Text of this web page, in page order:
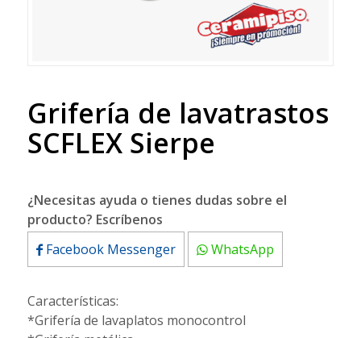
Grifería de lavatrastos
SCFLEX Sierpe
¿Necesitas ayuda o tienes dudas sobre el
producto? Escríbenos
Facebook Messenger
WhatsApp
Características:
*Grifería de lavaplatos monocontrol